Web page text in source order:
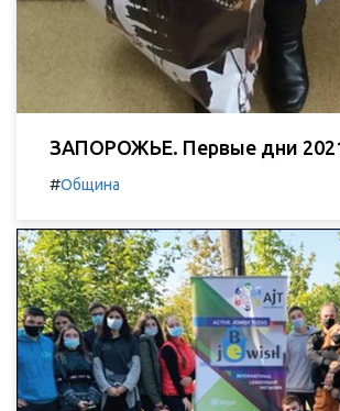
ЗАПОРОЖЬЕ. Первые дни
#Община